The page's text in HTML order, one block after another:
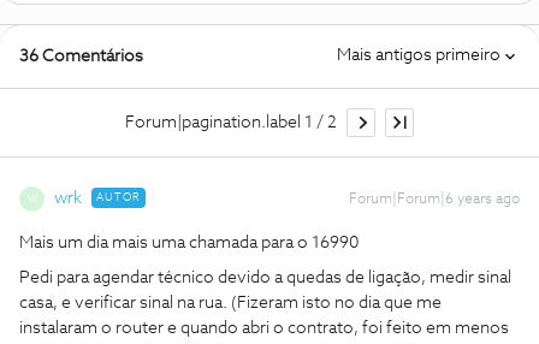
36 Comentários Mais antigos primeiro
Forum|pagination.label 1 / 2
wrk AUTOR Forum|Forum|6 years ago
Mais um dia mais uma chamada para o 16990
Pedi para agendar técnico devido a quedas de ligação, medir sinal
casa, e verificar sinal na rua. (Fizeram isto no dia que me
instalaram o router e quando abri o contrato, foi feito em menos